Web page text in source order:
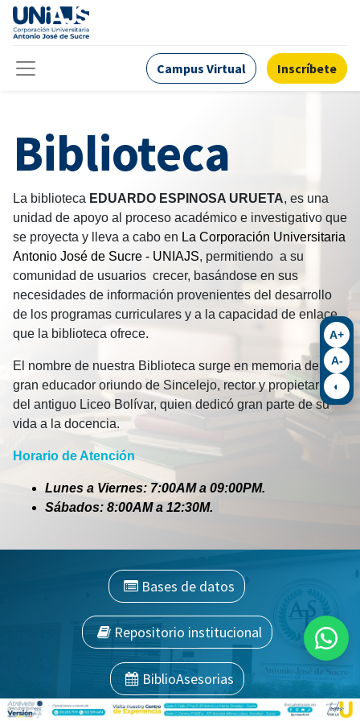
Campus Virtual Inscríbete
Biblioteca
La biblioteca EDUARDO ESPINOSA URUETA, es una
unidad de apoyo al proceso académico e investigativo que
se proyecta y lleva a cabo en La Corporación Universitaria
Antonio José de Sucre - UNIAJS, permitiendo a su
comunidad de usuarios crecer, basándose en sus
necesidades de información provenientes del desarrollo
de los programas curriculares y a la capacidad de enlace
que la biblioteca ofrece.
El nombre de nuestra Biblioteca surge en memoria de un
gran educador oriundo de Sincelejo, rector y propietario
del antiguo Liceo Bolívar, quien dedicó gran parte de su
vida a la docencia.
Horario de Atención
Lunes a Viernes: 7:00AM a 09:00PM.
Sábados: 8:00AM a 12:30M.
Bases de datos
Repositorio institucional
BiblioAsesorias
A+
A-
◐